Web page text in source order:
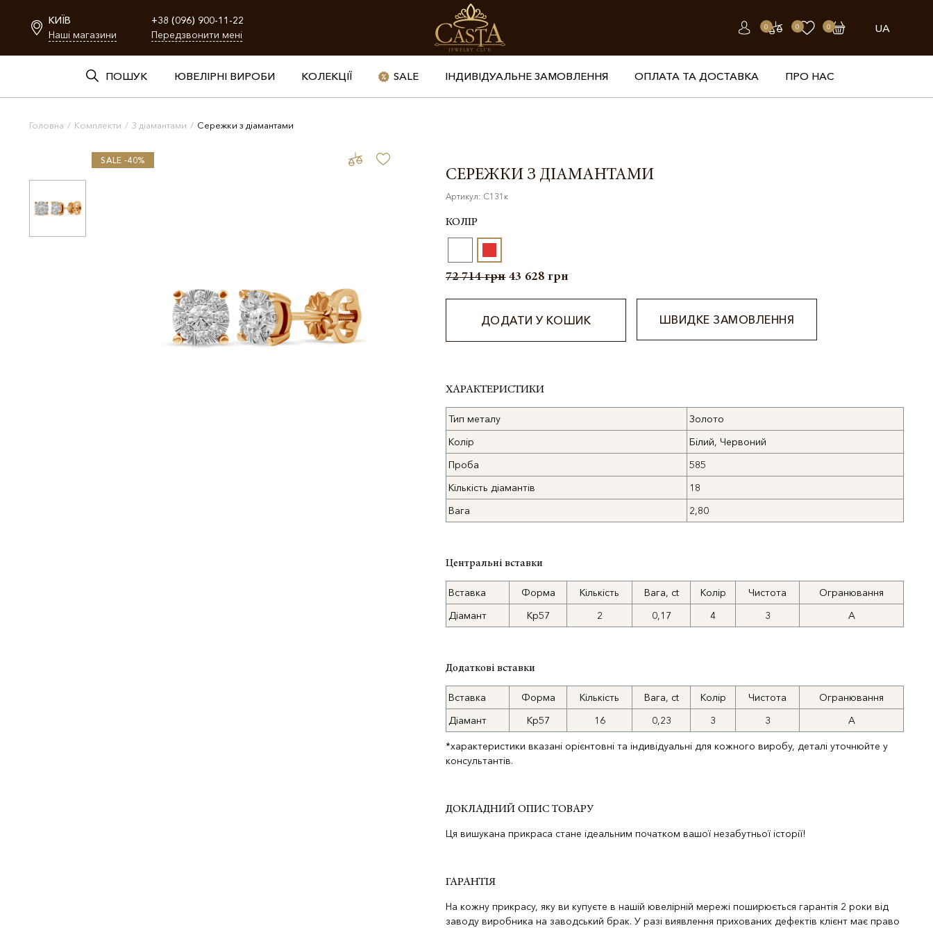
КИЇВ
Наші магазини
+38 (096) 900-11-22
Передзвонити мені
0 0 0 UA
ПОШУК ЮВЕЛІРНІ ВИРОБИ КОЛЕКЦІЇ SALE ІНДИВІДУАЛЬНЕ ЗАМОВЛЕННЯ ОПЛАТА ТА ДОСТАВКА ПРО НАС
Головна / Комплекти / З діамантами / Сережки з діамантами
SALE -40%
СЕРЕЖКИ З ДІАМАНТАМИ
Артикул: С131к
КОЛІР
72 714грн 43 628 грн
ДОДАТИ У КОШИК ШВИДКЕ ЗАМОВЛЕННЯ
ХАРАКТЕРИСТИКИ
Тип металу
Золото
Колір
Білий, Червоний
Проба
585
Кількість діамантів
18
Вага
2,80
Центральні вставки
Вставка Форма Кількість Вага, ct Колір Чистота
Огранювання
Діамант
Кр57 2 0,17 4 3 А
Додаткові вставки
Вставка Форма Кількість Вага, ct Колір Чистота
Огранювання
Діамант
Кр57 16 0,23 3 3 А
*характеристики вказані орієнтовні та індивідуальні для кожного виробу, деталі уточнюйте у
консультантів.
ДОКЛАДНИЙ ОПИС ТОВАРУ
Ця вишукана прикраса стане ідеальним початком вашої незабутньої історії!
ГАРАНТІЯ
На кожну прикрасу, яку ви купуєте в нашій ювелірній мережі поширюється гарантія 2 роки від
заводу виробника на заводський брак. У разі виявлення прихованих дефектів клієнт має право